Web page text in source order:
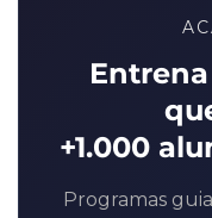
+1.000
Programas